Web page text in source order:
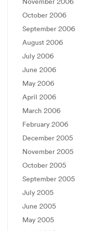
October 2006
September 2006
August 2006
July 2006
June 2006
May 2006
April 2006
March 2006
February 2006
December 2005
November 2005
October 2005
September 2005
July 2005
June 2005
May 2005